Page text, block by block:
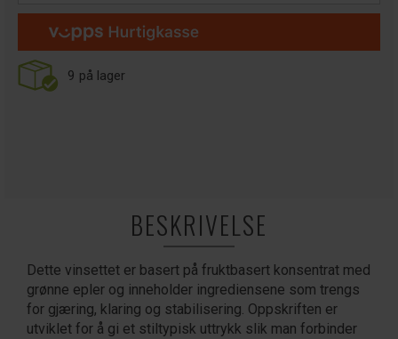
9 på lager
BESKRIVELSE
Dette vinsettet er basert på fruktbasert konsentrat med
grønne epler og inneholder ingrediensene som trengs
for gjæring, klaring og stabilisering. Oppskriften er
utviklet for å gi et stiltypisk uttrykk slik man forbinder